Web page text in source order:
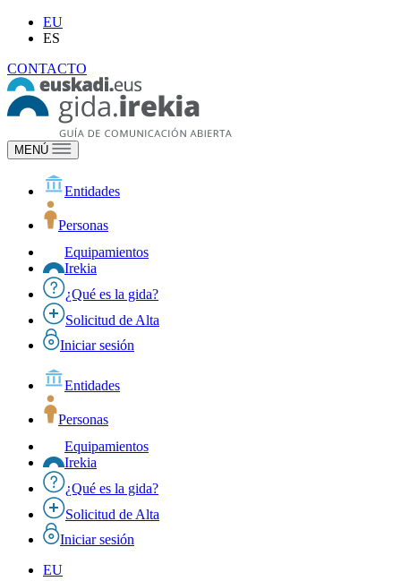
EU
ES
CONTACTO
MENÚ
Entidades
Personas
Equipamientos
Irekia
¿Qué es la gida?
Solicitud de Alta
Iniciar sesión
Entidades
Personas
Equipamientos
Irekia
¿Qué es la gida?
Solicitud de Alta
Iniciar sesión
EU